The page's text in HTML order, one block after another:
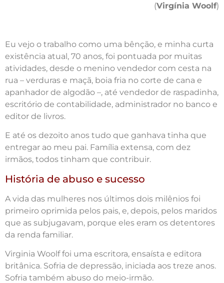
(Virgínia Woolf)
Eu vejo o trabalho como uma bênção, e minha curta
existência atual, 70 anos, foi pontuada por muitas
atividades, desde o menino vendedor com cesta na
rua – verduras e maçã, boia fria no corte de cana e
apanhador de algodão –, até vendedor de raspadinha,
escritório de contabilidade, administrador no banco e
editor de livros.
E até os dezoito anos tudo que ganhava tinha que
entregar ao meu pai. Família extensa, com dez
irmãos, todos tinham que contribuir.
História de abuso e sucesso
A vida das mulheres nos últimos dois milênios foi
primeiro oprimida pelos pais, e, depois, pelos maridos
que as subjugavam, porque eles eram os detentores
da renda familiar.
Virginia Woolf foi uma escritora, ensaísta e editora
britânica. Sofria de depressão, iniciada aos treze anos.
Sofria também abuso do meio-irmão.